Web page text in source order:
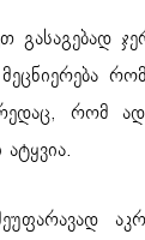
გასაგებად
რომ